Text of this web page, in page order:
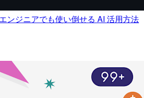
ンジニアでも使い倒せる AI 活用方法